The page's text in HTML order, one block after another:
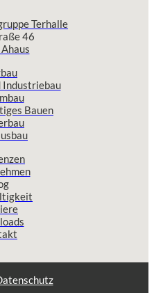
Terhalle
46
Industriebau
Bauen